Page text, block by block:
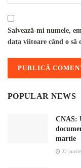
Salvează-mi numele,
data viitoare când o să
POPULAR NEWS
CNAS:
martie
22